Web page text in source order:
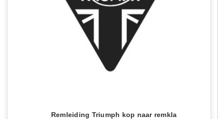
Remleiding Triumph kop naar remkla